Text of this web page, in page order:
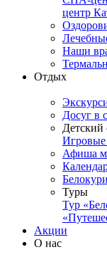
центр
Наши
Отдых
Досуг в
Детский
Афиша
Туры
Тур
Акции
О нас